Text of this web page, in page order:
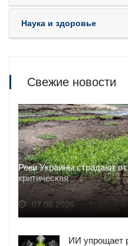
Наука и здоровье
Свежие новости
Реки Украины страдают
критическая
07.08.2026
ИИ упрощает